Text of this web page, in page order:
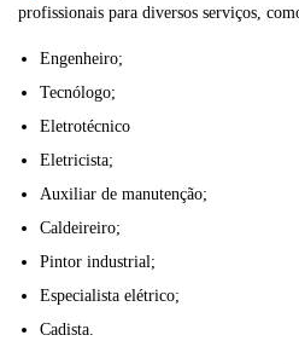
profissionais para diversos serviços,
Engenheiro;
Tecnólogo;
Eletrotécnico
Eletricista;
Auxiliar de manutenção;
Caldeireiro;
Pintor industrial;
Especialista elétrico;
Cadista.